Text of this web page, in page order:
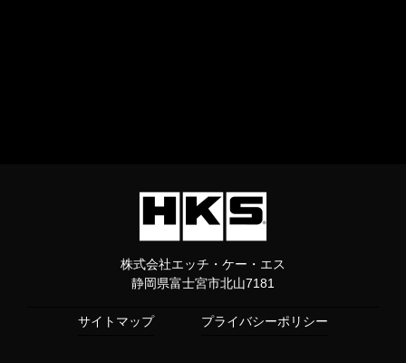
株式会社エッチ・ケー・エス
静岡県富士宮市北山7181
サイトマップ プライバシーポリシー